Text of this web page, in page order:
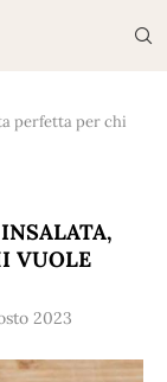
perfetta per chi
VUOLE
2023